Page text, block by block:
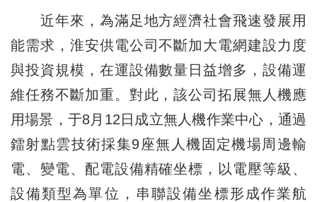
近年來，為滿足地方經濟社會飛速發展用
能需求，淮安供電公司不斷加大電網建設力度
與投資規模，在運設備數量日益增多，設備運
維任務不斷加重。對此，該公司拓展無人機應
用場景，于8月12日成立無人機作業中心，通過
鐳射點雲技術採集9座無人機固定機場周邊輸
電、變電、配電設備精確坐標，以電壓等級、
設備類型為單位，串聯設備坐標形成作業航